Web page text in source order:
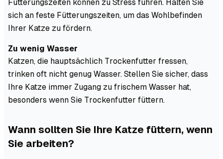
Fütterungszeiten können zu Stress führen. Halten Sie
sich an feste Fütterungszeiten, um das Wohlbefinden
Ihrer Katze zu fördern.
Zu wenig Wasser
Katzen, die hauptsächlich Trockenfutter fressen,
trinken oft nicht genug Wasser. Stellen Sie sicher, dass
Ihre Katze immer Zugang zu frischem Wasser hat,
besonders wenn Sie Trockenfutter füttern.
Wann sollten Sie Ihre Katze füttern, wenn
Sie arbeiten?